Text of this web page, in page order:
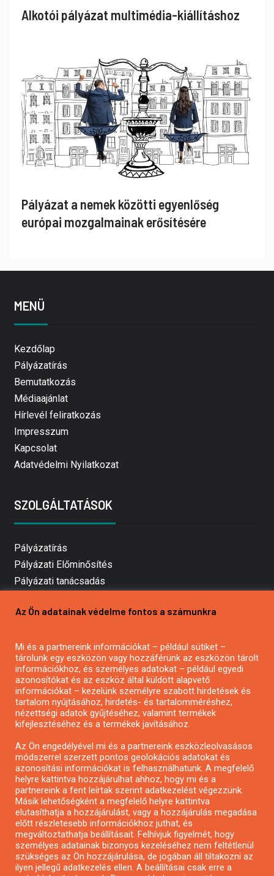
Alkotói pályázat multimédia-kiállításhoz
Pályázat a nemek közötti egyenlőség
európai mozgalmainak erősítésére
MENÜ
Kezdőlap
Pályázatírás
Bemutatkozás
Médiaajánlat
Hírlevél feliratkozás
Impresszum
Kapcsolat
Adatvédelmi Nyilatkozat
SZOLGÁLTATÁSOK
Pályázatírás
Pályázati Előminősítés
Pályázati tanácsadás
Mezőgazdasági pályázatírás
Pályázatírás civil szervezeteknek
Pályázatírás önkormányzatoknak
Pályázatfigyelés
Specifikus pályázatfigyelés vagy hírlevél
Pályázatok magánszemélyeknek
Pályázatok civil szervezeteknek
Pályázatok vállalkozásoknak
Önkormányzati pályázatok
Mezőgazdasági pályázatok
Falusi turizmus pályázatok
Az Ön adatainak védelme fontos a számunkra
Mi és a partnereink információkat – például sütiket –
tárolunk egy eszközön vagy hozzáférünk az eszközön tárolt
információkhoz, és személyes adatokat – például egyedi
azonosítókat és az eszköz által küldött alapvető
információkat – kezelünk személyre szabott hirdetések és
tartalom nyújtásához, hirdetés- és tartalomméréshez,
nézettségi adatok gyűjtéséhez, valamint termékek
kifejlesztéséhez és a termékek javításához.
Az Ön engedélyével mi és a partnereink eszközleolvasásos
módszerrel szerzett pontos geolokációs adatokat és
azonosítási információkat is felhasználhatunk. A megfelelő
helyre kattintva hozzájárulhat ahhoz, hogy mi és a
partnereink a fent leírtak szerint adatkezelést végezzünk.
Másik lehetőségként a megfelelő helyre kattintva
elutasíthatja a hozzájárulást, vagy a hozzájárulás megadása
előtt részletesebb információkhoz juthat, és
megváltoztathatja beállításait. Felhívjuk figyelmét, hogy
személyes adatainak bizonyos kezeléséhez nem feltétlenül
szükséges az Ön hozzájárulása, de jogában áll tiltakozni az
ilyen jellegű adatkezelés ellen. A beállításai csak erre a